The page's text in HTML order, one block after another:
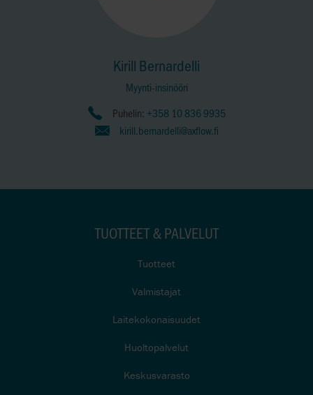
Kirill Bernardelli
Myynti-insinööri
Puhelin: +358 10 836 9935
kirill.bernardelli@axflow.fi
TUOTTEET & PALVELUT
Tuotteet
Valmistajat
Laitekokonaisuudet
Huoltopalvelut
Keskusvarasto